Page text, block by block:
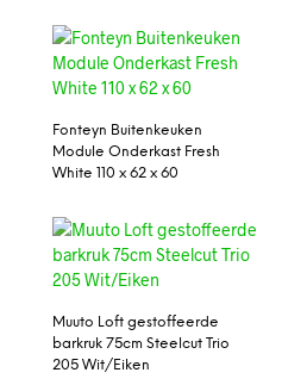
Fonteyn Buitenkeuken
Module Onderkast Fresh
White 110 x 62 x 60
Muuto Loft gestoffeerde
barkruk 75cm Steelcut Trio
205 Wit/Eiken